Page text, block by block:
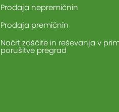
Prodaja nepremičnin
Prodaja premičnin
Načrt zaščite in reševanja v
porušitve pregrad